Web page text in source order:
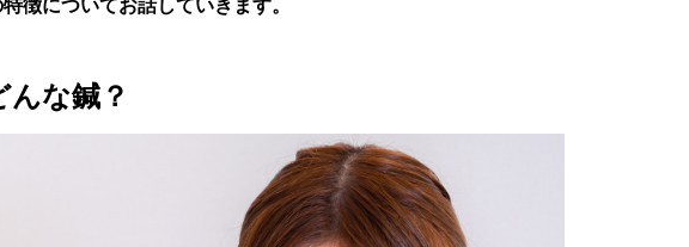
徴についてお話していきます。
な鍼？